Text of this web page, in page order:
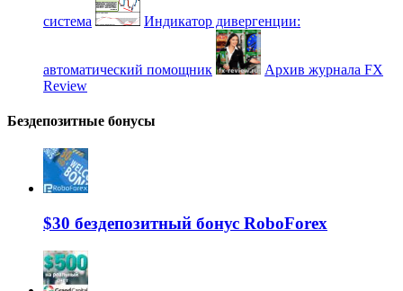
система Индикатор дивергенции:
автоматический помощник
Архив журнала FX
Review
Бездепозитные бонусы
$30 бездепозитный бонус RoboForex